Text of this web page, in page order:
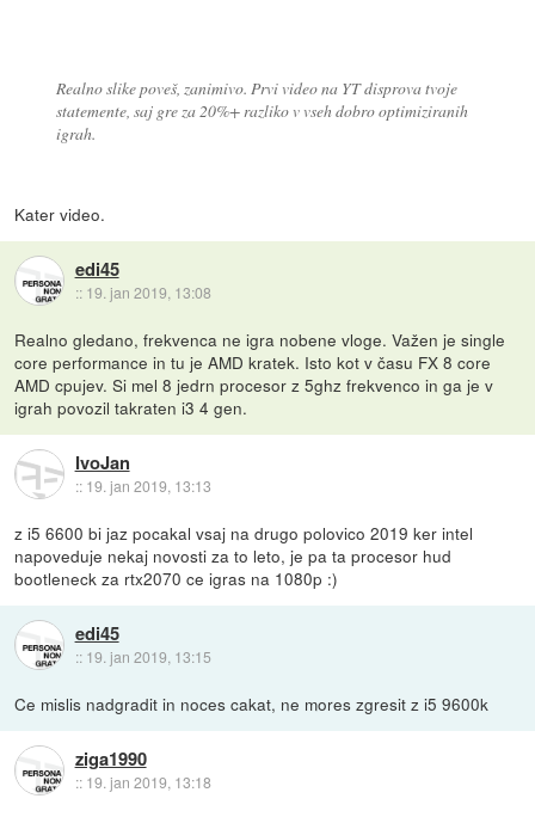
Realno slike poveš, zanimivo. Prvi video na YT disprova tvoje
statemente, saj gre za 20%+ razliko v vseh dobro optimiziranih
igrah.
Kater video.
edi45
:: 19. jan 2019, 13:08
Realno gledano, frekvenca ne igra nobene vloge. Važen je single
core performance in tu je AMD kratek. Isto kot v času FX 8 core
AMD cpujev. Si mel 8 jedrn procesor z 5ghz frekvenco in ga je v
igrah povozil takraten i3 4 gen.
IvoJan
:: 19. jan 2019, 13:13
z i5 6600 bi jaz pocakal vsaj na drugo polovico 2019 ker intel
napoveduje nekaj novosti za to leto, je pa ta procesor hud
bootleneck za rtx2070 ce igras na 1080p :)
edi45
:: 19. jan 2019, 13:15
Ce mislis nadgradit in noces cakat, ne mores zgresit z i5 9600k
ziga1990
:: 19. jan 2019, 13:18